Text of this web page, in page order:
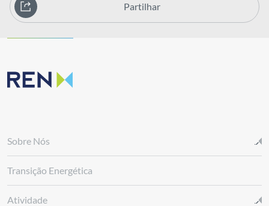
Partilhar
Sobre Nós
Transição Energética
Atividade